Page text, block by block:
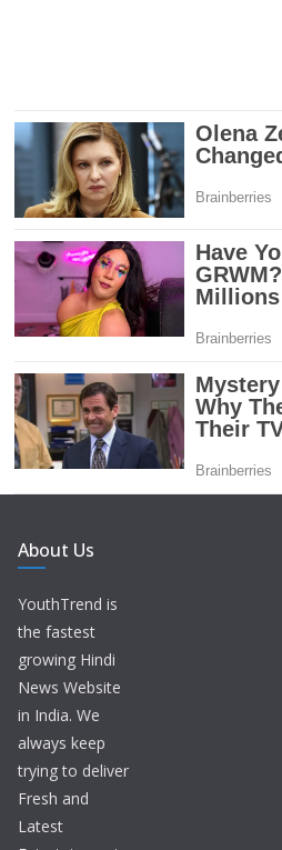
About Us
YouthTrend is
the fastest
growing Hindi
News Website
in India. We
always keep
trying to deliver
Fresh and
Latest